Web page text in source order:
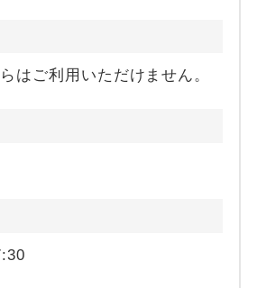
はご利用いただけません。